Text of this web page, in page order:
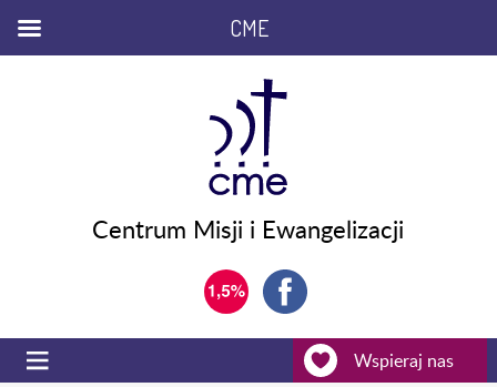
Centrum Misji i Ewangelizacji
Wspieraj nas
CME